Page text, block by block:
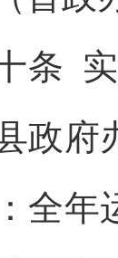
条
政府
全年